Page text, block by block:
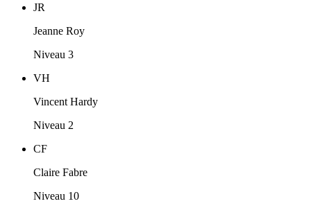
JR
Jeanne Roy
Niveau 3
VH
Vincent Hardy
Niveau 2
CF
Claire Fabre
Niveau 10